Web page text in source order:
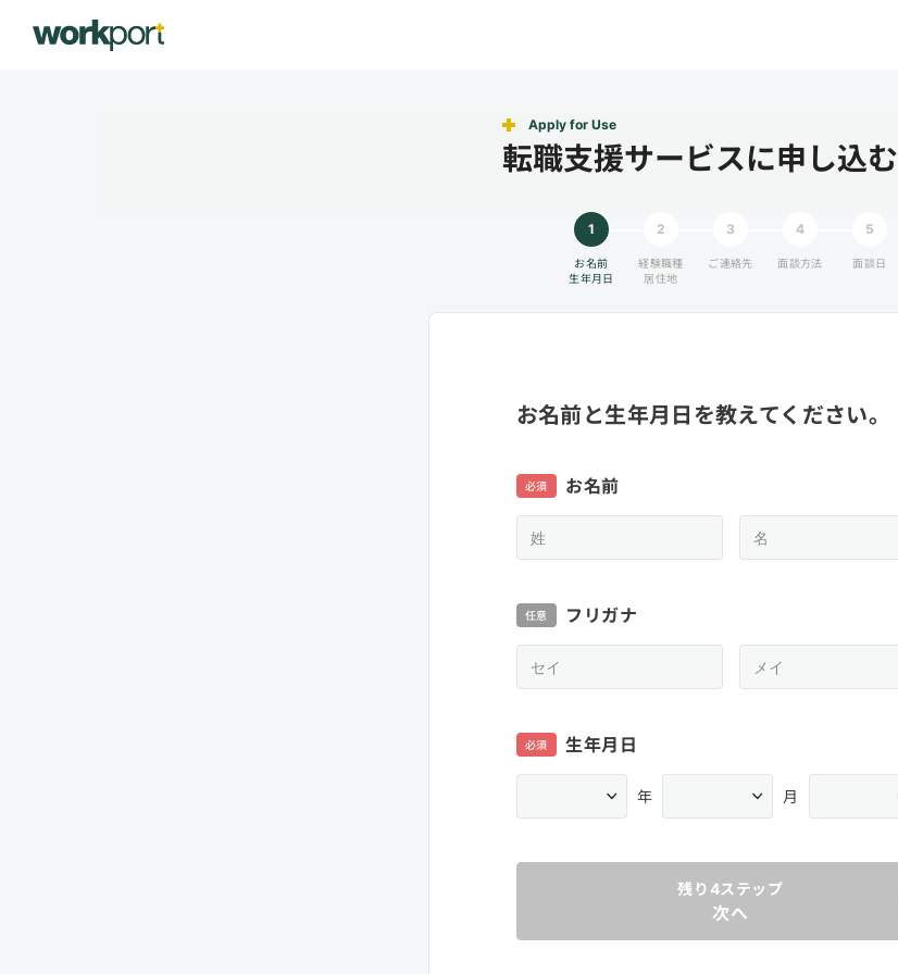
Apply for Use
転職支援サービスに申し込む
1
お名前
生年月日
2
経験職種
居住地
3
ご連絡先
4
面談方法
5
面談日
お名前と生年月日を教えてください。
お名前
必須
フリガナ
任意
生年月日
必須
年 月
残り4ステップ
次へ